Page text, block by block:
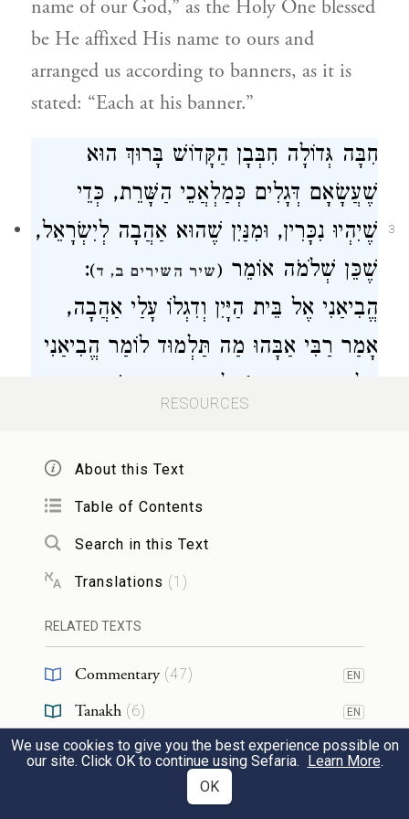
name of our God,” as the Holy One blessed
be He affixed His name to ours and
arranged us according to banners, as it is
stated: “Each at his banner.”
3
חִבָּה גְּדוֹלָה חִבְּבָן הַקָּדוֹשׁ בָּרוּךְ הוּא
שֶׁעֲשָׂאָם דְּגָלִים כְּמַלְאֲכֵי הַשָּׁרֵת, כְּדֵי
שֶׁיִהְיוּ נִכָּרִין, וּמִנַּיִן שֶׁהוּא אַהֲבָה לְיִשְׂרָאֵל,
שֶׁכֵּן שְׁלֹמֹה אוֹמֵר (שיר השירים ב, ד)
:
הֱבִיאַנִי אֶל בֵּית הַיָּיִן וְדִגְלוֹ עָלַי אַהֲבָה,
אָמַר רַבִּי אַבָּהוּ מַה תַּלְמוּד לוֹמַר הֱבִיאַנִי
אֶל בֵּית הַיָּיִן וגו', לְמָה הַדָּבָר דּוֹמֶה
לְבָדְקוֹ וּמְצָאוֹ כֻּלּוֹ חֹמֶץ, בָּא לָצֵאת מִתּוֹךְ
הָאוֹצָר וּמָצָא חָבִית אַחַת יַיִן טוֹב, אָמַר
חָבִית זוֹ עוֹמֶדֶת עָלַי כִּמְלֹא אוֹצָר. כָּךְ בָּרָא
הַקָּדוֹשׁ בָּרוּךְ הוּא שִׁבְעִים אֻמּוֹת וּמִכֻּלָּם
לֹא מָצָא הֲנָיָה אֶלָּא בְּיִשְׂרָאֵל, שֶׁנֶּאֱמַר:
הֱבִיאַנִי אֶל בֵּית הַיָּיִן, וּמִנַּיִן שֶׁיַּיִן עוֹלֶה
שִׁבְעִים, י' עֲשָׂרָה, י' עֲשָׂרָה, נ' חֲמִשִּׁים,
הֲרֵי שִׁבְעִים. וּמִכֻּלָּם וְדִגְלוֹ עָלַי אַהֲבָה.
רַבִּי יְהוּדָה אוֹמֵר הֱבִיאַנִי אֶל בֵּית הַיָּין,
לַמַּרְתֵּף הַגָּדוֹל שֶׁל יַיִן, זֶה סִינַי, וְלִמְדַנִי
RESOURCES
About this Text
Table of Contents
Search in this Text
Translations (1 )
RELATED TEXTS
Commentary (47) EN
Tanakh (6) EN
Talmud( 1) EN
We use cookies to give you the best experience possible on
our site. Click OK to continue using Sefaria. Learn More.
OK